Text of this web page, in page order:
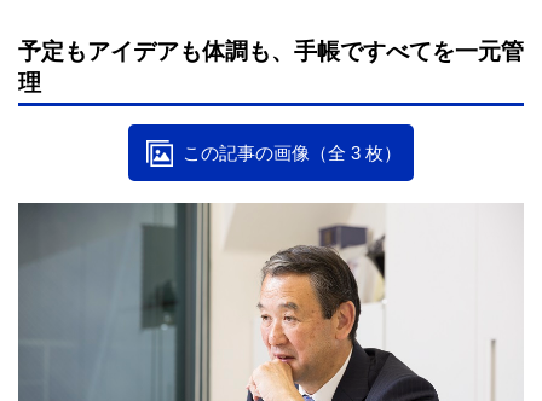
予定もアイデアも体調も、手帳ですべてを一元管
理
この記事の画像（全 3 枚）